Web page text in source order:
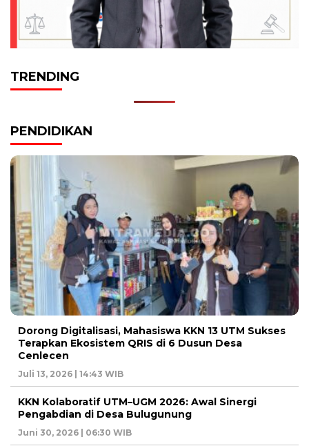
TRENDING
PENDIDIKAN
Dorong Digitalisasi, Mahasiswa KKN 13 UTM Sukses
Terapkan Ekosistem QRIS di 6 Dusun Desa
Cenlecen
Juli 13, 2026 | 14:43 WIB
KKN Kolaboratif UTM–UGM 2026: Awal Sinergi
Pengabdian di Desa Bulugunung
Juni 30, 2026 | 06:30 WIB